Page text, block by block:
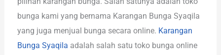
bunga kami yang bernama Karangan Bunga Syaqila
yang juga menjual bunga secara online. Karangan
Bunga Syaqila adalah salah satu toko bunga online